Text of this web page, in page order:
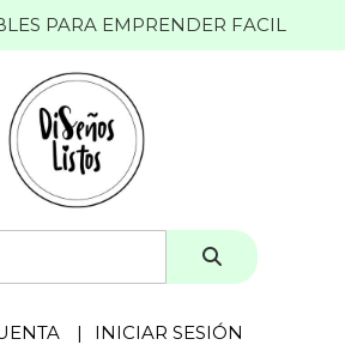
PARA EMPRENDER FACIL
INICIAR SESIÓN